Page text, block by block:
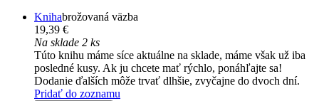
Knihabrožovaná väzba
19,39 €
Na sklade 2 ks
Túto knihu máme síce aktuálne na sklade, máme však už iba
posledné kusy. Ak ju chcete mať rýchlo, ponáhľajte sa!
Dodanie ďalších môže trvať dlhšie, zvyčajne do dvoch dní.
Pridať do zoznamu